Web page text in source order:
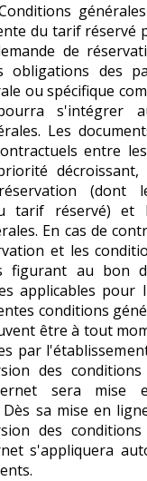
du tarif réservé
de
obligations des
ou spécifique
s'intégrer
Les
entre
(dont
tarif réservé) et
En cas de
et les
figurant au bon
applicables pour
conditions
être à tout
par
des conditions
sera mise
Dès sa mise en
des conditions
s'appliquera